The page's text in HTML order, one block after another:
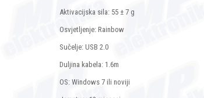
Aktivacijska sila: 55 ± 7 g
Osvjetljenje: Rainbow
Sučelje: USB 2.0
Duljina kabela: 1.6m
OS: Windows 7 ili noviji